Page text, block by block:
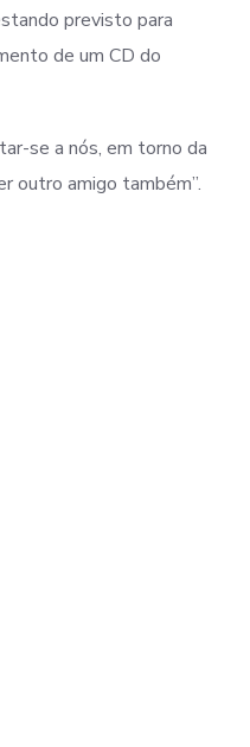
previsto para
de um CD do
se a nós, em torno da
outro amigo também”.